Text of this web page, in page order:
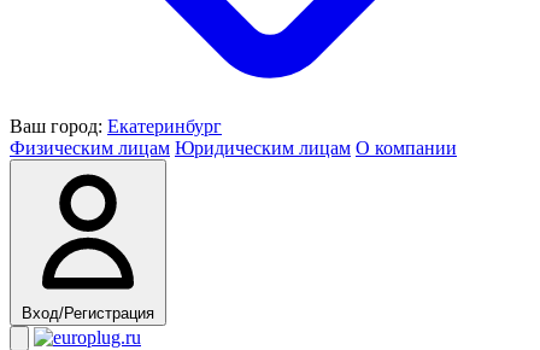
Ваш город: Екатеринбург
Физическим лицам Юридическим лицам О компании
Вход/Регистрация